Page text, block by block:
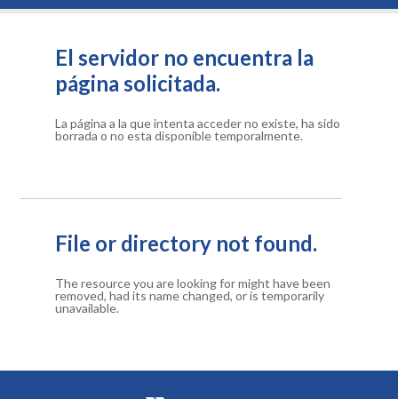
El servidor no encuentra la
página solicitada.
La página a la que intenta acceder no existe, ha sido
borrada o no esta disponible temporalmente.
File or directory not found.
The resource you are looking for might have been
removed, had its name changed, or is temporarily
unavailable.